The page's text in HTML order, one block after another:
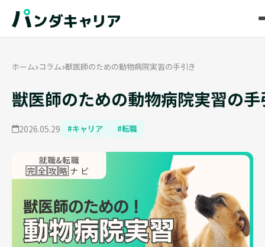
ホーム コラム 獣医師のための動物病院実習の手引き
獣医師のための動物病院実習の
2026.05.29 #キャリア #転職